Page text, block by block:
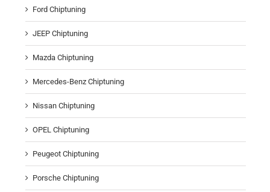
Ford Chiptuning
JEEP Chiptuning
Mazda Chiptuning
Mercedes-Benz Chiptuning
Nissan Chiptuning
OPEL Chiptuning
Peugeot Chiptuning
Porsche Chiptuning